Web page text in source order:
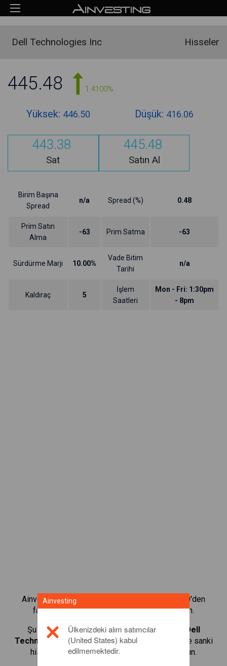
Dell Technologies Inc Hisseler
445.48 1.4100%
Yüksek: 446.50 Düşük: 416.06
443.38
Sat
445.48
Satın Al
Birim Başına
Spread
n/a Spread (%) 0.48
Prim Satın
Alma
-63 Prim Satma -63
Sürdürme Marjı 10.00%
Vade Bitim
Tarihi
n/a
Kaldıraç 5
İşlem
Saatleri
Mon - Fri: 1:30pm
- 8pm
Ainvesting'in CFD alım satım platformuyla 1.000'den
fazla uluslararası hissenin alım satımını yapın.
Şu ürünlerin CFD'lerini alıp satmaya başlayın:
Dell
Technologies Inc. Gerçek zamanlı teklifler alın ve sanki
hissenin kendisi sizdeymiş gibi temettüler alın.
Ainvesting
Ülkenizdeki alım satımcılar
(United States) kabul
edilmemektedir.